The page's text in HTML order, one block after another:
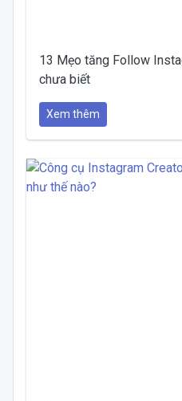
13 Mẹo tăng Follow
chưa biết
Xem thêm